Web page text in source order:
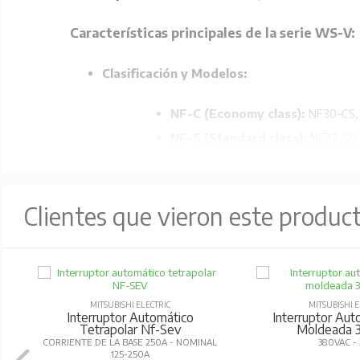
Características principales de la serie WS-V:
Clasificación y Modelos:
NF-C (Economy class): NF30-
Compacto y estandarizado:Diseño
Compatibilidad AC/DC:
Los modelos de
Comunicaciones inteligentes:
real.
Materiales reciclables:
Fabricados con
Clientes que vieron este
MITSUBISHI ELECTRIC
Interruptor Automático
Tetrapolar Nf-Sev
CORRIENTE DE LA BASE 250A - NOMINAL
125-250A
MITSUBISHI
Interruptor
Moldeada
380VAC -